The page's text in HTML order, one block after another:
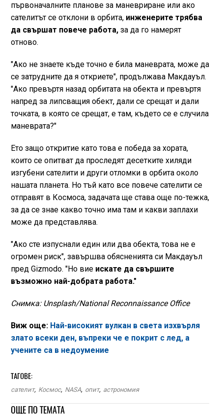
първоначалните планове за маневриране или ако
сателитът се отклони в орбита,инженерите трябва
да свършат повече работа,за да го намерят
отново.
"Ако не знаете къде точно е била маневрата, може да
се затрудните да я откриете", продължава Макдауъл.
"Ако превъртя назад орбитата на обекта и превъртя
напред за липсващия обект, дали се срещат и дали
точката, в която се срещат, е там, където се е случила
маневрата?"
Ето защо откритие като това е победа за хората,
които се опитват да проследят десетките хиляди
изгубени сателити и други отломки в орбита около
нашата планета. Но тъй като все повече сателити се
отправят в Космоса, задачата ще става още по-тежка,
за да се знае какво точно има там и какви заплахи
може да представлява.
"Ако сте изпуснали един или два обекта, това не е
огромен риск", завършва обясненията си Макдауъл
пред Gizmodo. "Но вие искате да свършите
възможно най-добрата работа."
Снимка: Unsplash/National Reconnaissance Office
Виж още: Най-високият вулкан в света изхвърля
злато всеки ден, въпреки че е покрит с лед, а
учените са в недоумение
ТАГОВЕ:
сателит, Космос, NASA, опит, астрономия
ОЩЕ ПО ТЕМАТА